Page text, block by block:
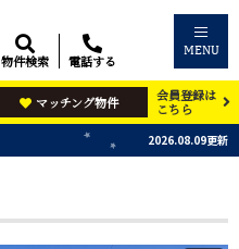
物件検索 電話する
MENU
マッチング物件
会員登録は
こちら
2026.08.09更新